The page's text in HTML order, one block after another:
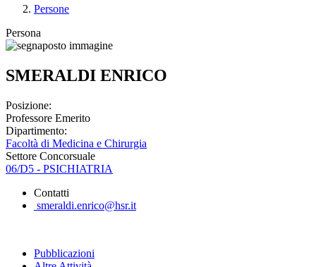
Persone
Persona
SMERALDI ENRICO
Posizione:
Professore Emerito
Dipartimento:
Facoltà di Medicina e Chirurgia
Settore Concorsuale
06/D5 - PSICHIATRIA
Contatti
smeraldi.enrico@hsr.it
Pubblicazioni